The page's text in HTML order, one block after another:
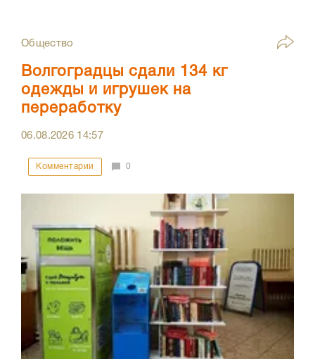
Общество
Волгоградцы сдали 134 кг
одежды и игрушек на
переработку
06.08.2026 14:57
Комментарии 0